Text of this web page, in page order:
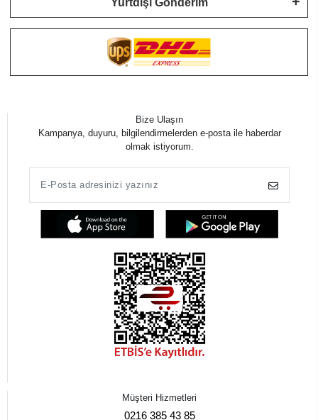
Bize Ulaşın
Kampanya, duyuru, bilgilendirmelerden e-posta ile haberdar
olmak istiyorum.
Müşteri Hizmetleri
0216 385 43 85